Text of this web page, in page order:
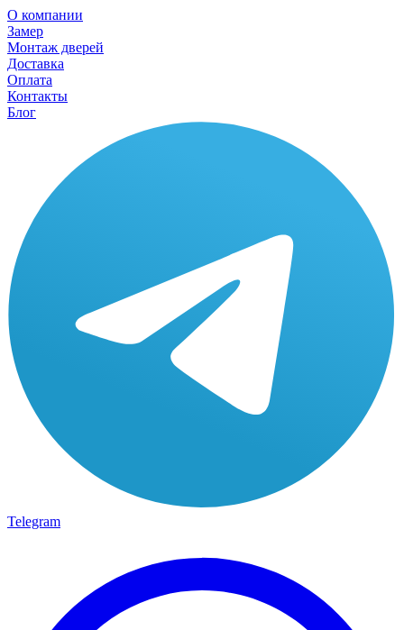
О компании
Замер
Монтаж дверей
Доставка
Оплата
Контакты
Блог
Telegram